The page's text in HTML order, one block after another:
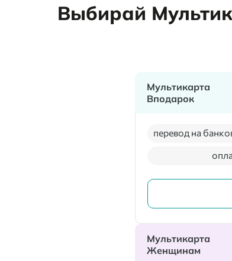
Выбирай
Мультикарта
Вподарок
перевод на
Мультикарта
Женщинам